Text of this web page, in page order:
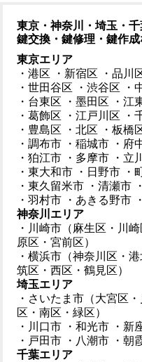
東京・神奈川・埼玉・
鍵交換・鍵修理・鍵作
東京エリア
・港区
・新宿区 ・品川
・世田谷区
・渋谷区 ・
・台東区
・墨田区 ・江
・葛飾区
・江戸川区 ・
・豊島区
・北区 ・板橋
・調布市
・稲城市 ・府
・狛江市
・多摩市 ・立
・東大和市
・日野市 ・
・東久留米市
・清瀬市
・羽村市
・あきる野市
神奈川エリア
・川崎市（麻生区・川
原区・宮前区）
・横浜市（神奈川区・
筑区・西区・鶴見区）
埼玉エリア
・さいたま市（大宮区
区・南区・緑区）
・川口市
・和光市 ・新
・戸田市
・八潮市 ・朝
千葉エリア